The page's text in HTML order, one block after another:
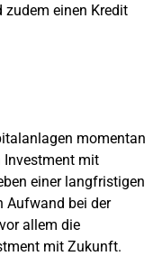
einen Kredit
momentan
Investment mit
einer langfristigen
Aufwand bei der
allem die
mit Zukunft.